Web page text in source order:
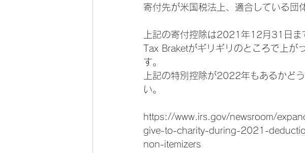
寄付先が米国税法上、適合している団
上記の寄付控除は2021年12月31日ま
Tax Braketがギリギリのところで上が
す。
上記の特別控除が2022年もあるかど
い。
https://www.irs.gov/newsroom/
give-to-charity-during-2021-
non-itemizers